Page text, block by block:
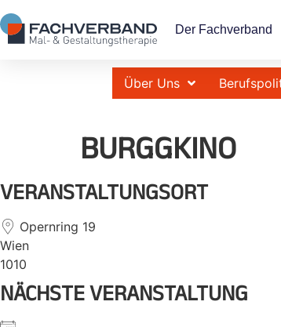
Der Fachverband
Über Uns
BURGGKINO
VERANSTALTUNGSORT
Opernring 19
Wien
1010
NÄCHSTE VERANSTALTUNG